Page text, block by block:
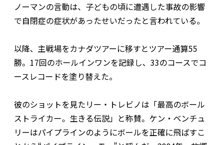
ノーマンの言動は、子どもの頃に遭遇した事故の影響
で自閉症の症状があったせいだったと言われている。
以降、主戦場をカナダツアーに移すとツアー通算55
勝。17回のホールインワンを記録し、33のコースでコ
ースレコードを塗り替えた。
彼のショットを見たリー・トレビノは「最高のボール
ストライカー。生きる伝説」と称賛。ケン・ベンチュ
リーはパイプラインのようにボールを正確に飛ばすこ